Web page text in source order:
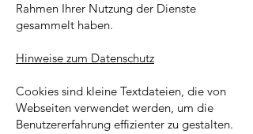
Rahmen Ihrer Nutzung der Dienste
gesammelt haben.
Hinweise zum Datenschutz
Cookies sind kleine Textdateien, die von
Webseiten verwendet werden, um die
Benutzererfahrung effizienter zu gestalten.